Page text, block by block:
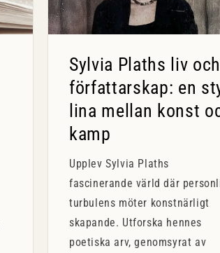
Sylvia Plaths liv och
författarskap: en
lina mellan konst
kamp
Upplev Sylvia Plaths
fascinerande värld där
turbulens möter konstnärligt
skapande. Utforska hennes
poetiska arv, genomsyrat av